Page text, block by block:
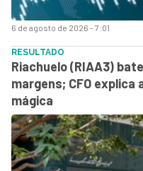
6 de agosto de 2026 - 7:01
RESULTADO
Riachuelo (RIAA3)
margens; CFO
mágica